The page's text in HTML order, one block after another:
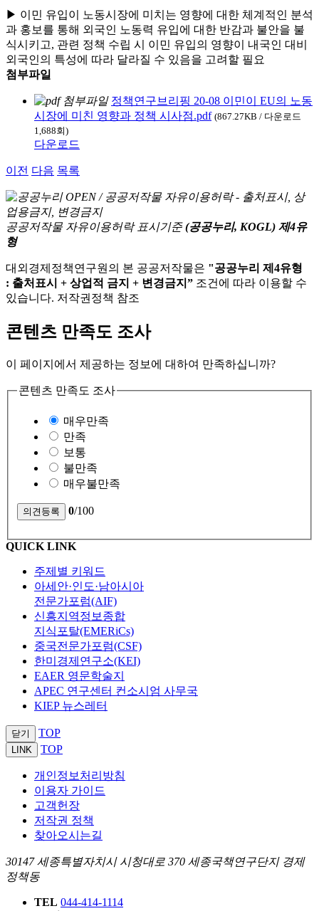
▶ 이민 유입이 노동시장에 미치는 영향에 대한 체계적인 분석
과 홍보를 통해 외국인 노동력 유입에 대한 반감과 불안을 불
식시키고, 관련 정책 수립 시 이민 유입의 영향이 내국인 대비
외국인의 특성에 따라 달라질 수 있음을 고려할 필요
첨부파일
정책연구브리핑 20-08 이민이 EU의 노동
시장에 미친 영향과 정책 시사점.pdf (867.27KB / 다운로드
1,688회)
다운로드
이전 다음 목록
공공저작물 자유이용허락 표시기준 (공공누리, KOGL) 제4유
형
대외경제정책연구원의 본 공공저작물은 "공공누리 제4유형
: 출처표시 + 상업적 금지 + 변경금지” 조건에 따라 이용할 수
있습니다. 저작권정책 참조
콘텐츠 만족도 조사
이 페이지에서 제공하는 정보에 대하여 만족하십니까?
콘텐츠 만족도 조사
매우만족
만족
보통
불만족
매우불만족
0/100
QUICK LINK
주제별 키워드
아세안·인도·남아시아
전문가포럼(AIF)
신흥지역정보종합
지식포탈(EMERiCs)
중국전문가포럼(CSF)
한미경제연구소(KEI)
EAER 영문학술지
APEC 연구센터 컨소시엄 사무국
KIEP 뉴스레터
닫기 TOP
LINK TOP
개인정보처리방침
이용자 가이드
고객헌장
저작권 정책
찾아오시는길
30147 세종특별자치시 시청대로 370 세종국책연구단지 경제
정책동
TEL 044-414-1114